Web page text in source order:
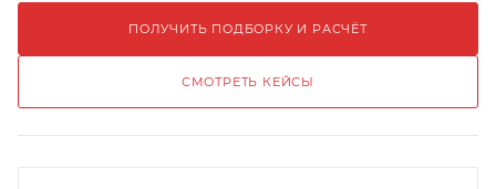
ПОЛУЧИТЬ ПОДБОРКУ И РАСЧЁТ
СМОТРЕТЬ КЕЙСЫ